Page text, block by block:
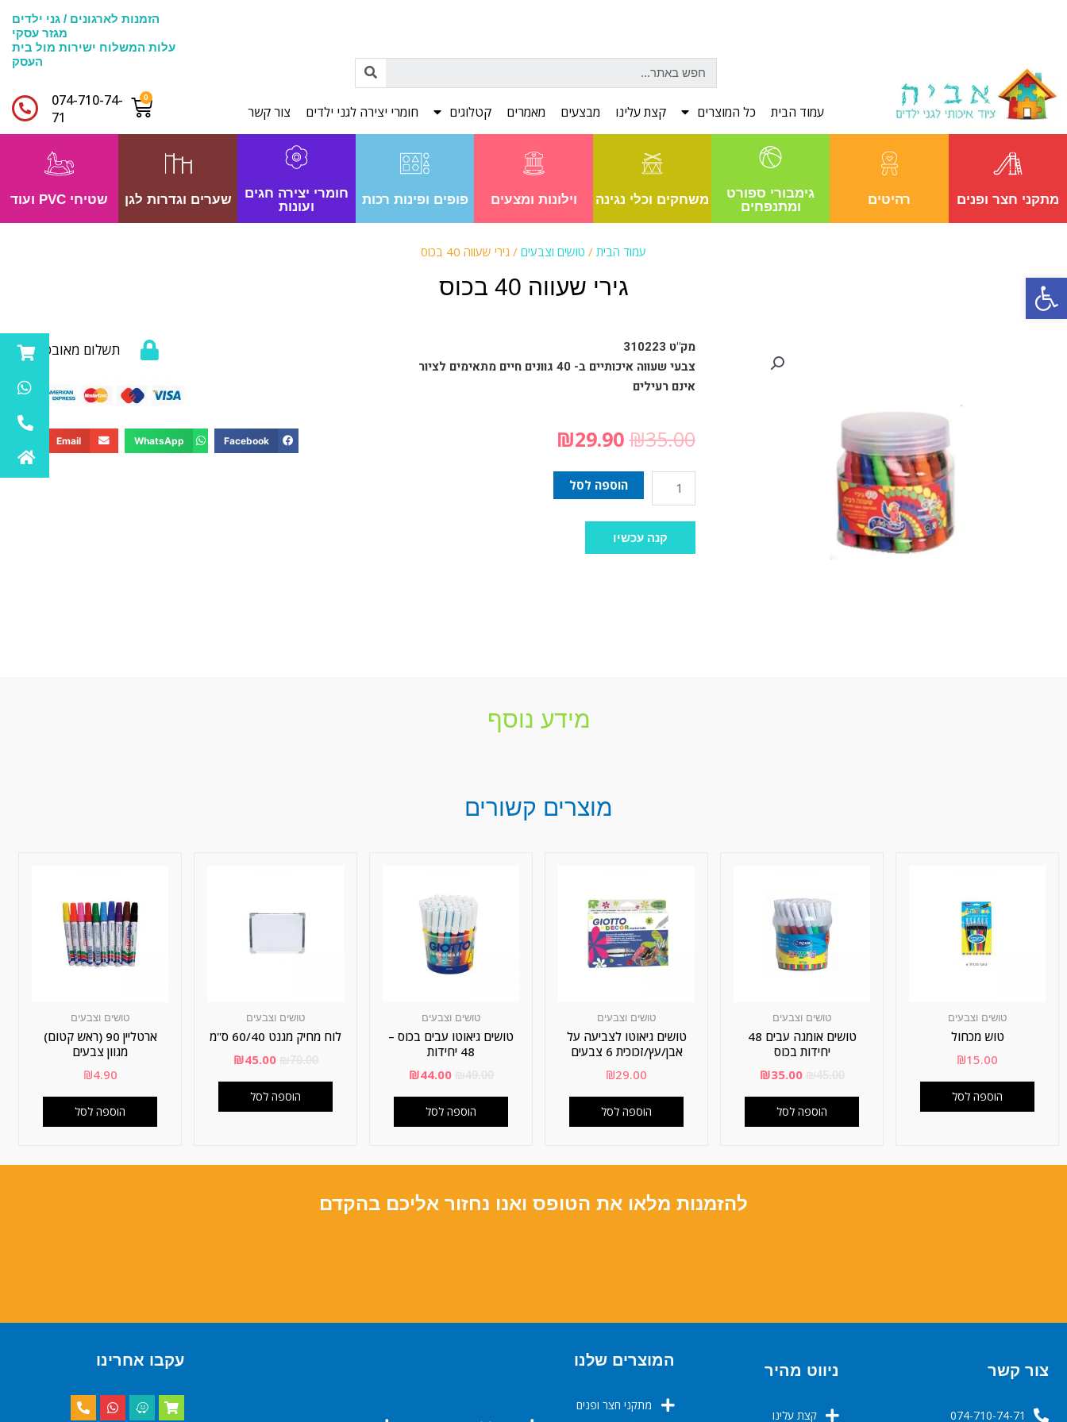
פתח סרגל נגישות
עמוד הבית כל המוצרים קצת עלינו מבצעים מאמרים קטלוגים חומרי יצירה לגני ילדים צור קשר
הזמנות לארגונים / גני ילדים
מגזר עסקי
עלות המשלוח ישירות מול בית
העסק
074-710-74-
71​
מתקני חצר ופנים רהיטים
גימבורי ספורט
ומתנפחים
משחקים וכלי נגינה וילונות ומצעים פופים ופינות רכות
חומרי יצירה חגים
ועונות
שערים וגדרות לגן שטיחי PVC ועוד
עמוד הבית / טושים וצבעים / גירי שעווה 40 בכוס
גירי שעווה 40 בכוס
מק"ט 310223
צבעי שעווה איכותיים ב- 40 גוונים חיים מתאימים לציור
אינם רעילים
₪35.00
₪29.90
הוספה לסל
קנה עכשיו
תשלום מאובטח
Facebook
WhatsApp
Email
מידע נוסף
מוצרים קשורים
טושים וצבעים
טוש מכחול
₪15.00
הוספה לסל
טושים וצבעים
טושים גיאוטו לצביעה על
אבן/עץ/זכוכית 6 צבעים
₪29.00
הוספה לסל
טושים וצבעים
טושים גיאוטו עבים בכוס –
48 יחידות
₪44.00
הוספה לסל
טושים וצבעים
ארטליין 90 (ראש קטום)
מגוון צבעים
₪4.90
הוספה לסל
טושים וצבעים
טושים אומגה עבים 48
יחידות בכוס
₪35.00
הוספה לסל
טושים וצבעים
לוח מחיק מגנט 60/40 ס"מ
₪45.00
הוספה לסל
להזמנות מלאו את הטופס ואנו נחזור אליכם בהקדם
צור קשר
074-710-74-71
ניווט מהיר
קצת עלינו
המוצרים שלנו
מתקני חצר ופנים
עקבו אחרינו